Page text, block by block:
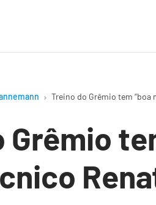
Treino do Grêmio tem
Grêmio